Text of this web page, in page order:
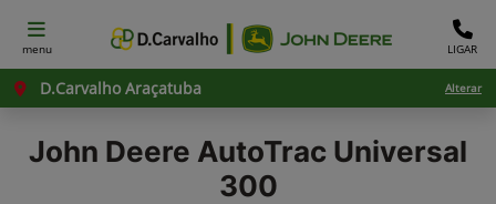
menu LIGAR
D.Carvalho Araçatuba Alterar
John Deere AutoTrac Universal
300